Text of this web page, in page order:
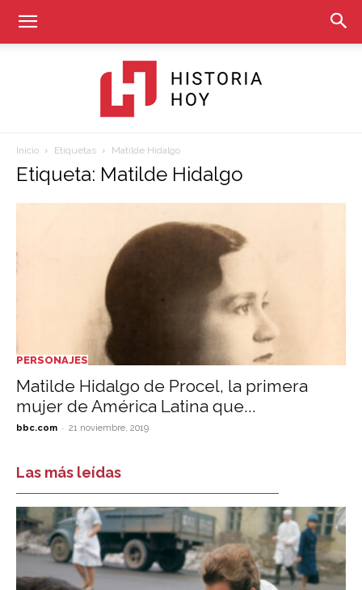
Hoy
Inicio Etiquetas Matilde Hidalgo
Etiqueta: Matilde Hidalgo
PERSONAJES
Matilde Hidalgo de Procel, la primera
mujer de América Latina que...
bbc.com - 21 noviembre, 2019
Las más leídas